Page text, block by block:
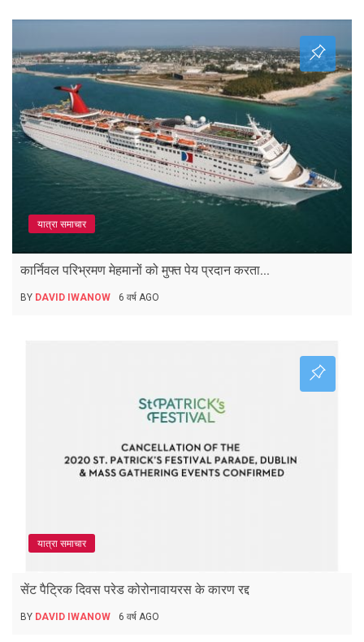
यात्रा समाचार
कार्निवल परिभ्रमण मेहमानों को मुफ्त पेय प्रदान करता...
BY DAVID IWANOW 6 वर्ष AGO
यात्रा समाचार
सेंट पैट्रिक दिवस परेड कोरोनावायरस के कारण रद्द
BY DAVID IWANOW 6 वर्ष AGO